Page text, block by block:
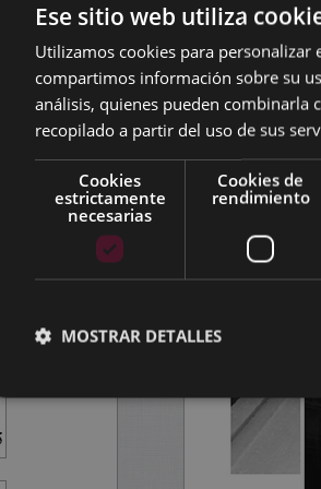
Ese sitio web utiliza
Utilizamos cookies para
compartimos información sobre su
análisis, quienes pueden combinarla
recopilado a partir del uso de sus
Cookies
estrictamente
necesarias
Cookies de
rendimiento
MOSTRAR DETALLES